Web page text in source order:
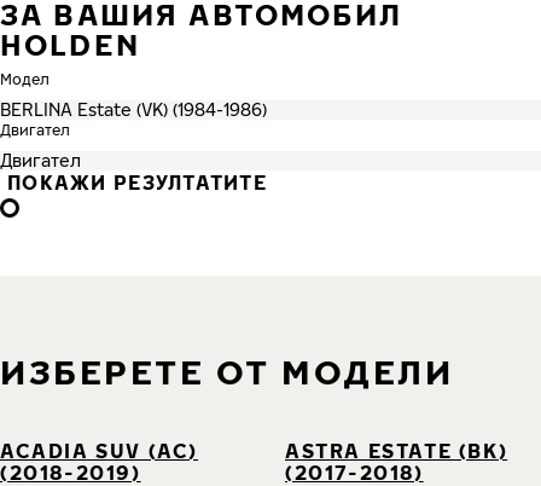
ЗА ВАШИЯ АВТОМОБИЛ
HOLDEN
Модел
Двигател
ПОКАЖИ РЕЗУЛТАТИТЕ
ИЗБЕРЕТЕ ОТ МОДЕЛИ
ACADIA SUV (AC)
(2018-2019)
ASTRA ESTATE (BK)
(2017-2018)